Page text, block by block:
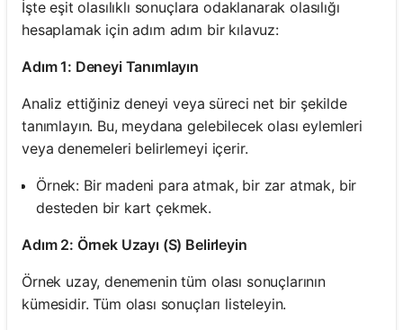
İşte eşit olasılıklı sonuçlara odaklanarak olasılığı
hesaplamak için adım adım bir kılavuz:
Adım 1: Deneyi Tanımlayın
Analiz ettiğiniz deneyi veya süreci net bir şekilde
tanımlayın. Bu, meydana gelebilecek olası eylemleri
veya denemeleri belirlemeyi içerir.
Örnek: Bir madeni para atmak, bir zar atmak, bir
desteden bir kart çekmek.
Adım 2: Örnek Uzayı (S) Belirleyin
Örnek uzay, denemenin tüm olası sonuçlarının
kümesidir. Tüm olası sonuçları listeleyin.